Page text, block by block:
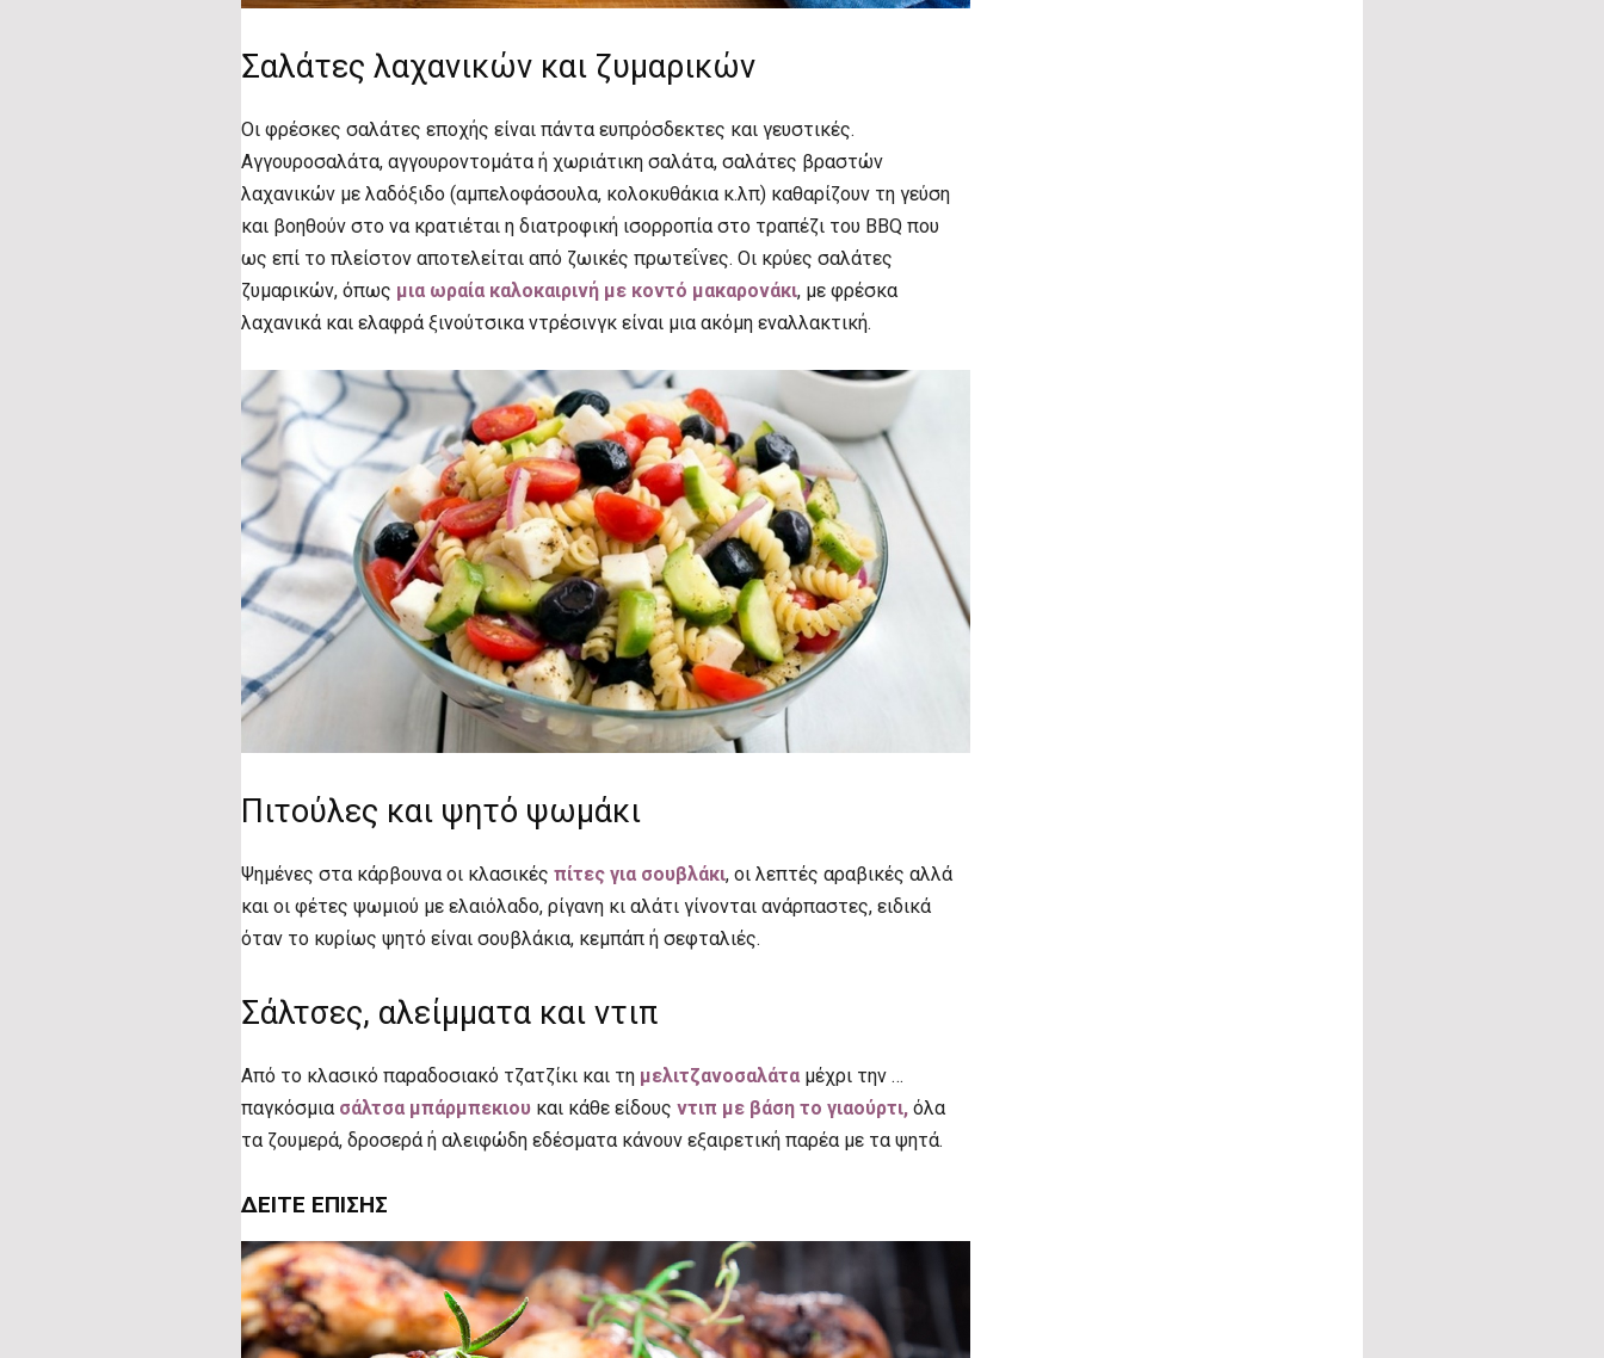
Σαλάτες λαχανικών και ζυμαρικών
Οι φρέσκες σαλάτες εποχής είναι πάντα ευπρόσδεκτες και γευστικές.
Αγγουροσαλάτα, αγγουροντομάτα ή χωριάτικη σαλάτα, σαλάτες βραστών
λαχανικών με λαδόξιδο (αμπελοφάσουλα, κολοκυθάκια κ.λπ) καθαρίζουν τη γεύση
και βοηθούν στο να κρατιέται η διατροφική ισορροπία στο τραπέζι του BBQ που
ως επί το πλείστον αποτελείται από ζωικές πρωτεΐνες. Οι κρύες σαλάτες
ζυμαρικών, όπως μια ωραία καλοκαιρινή με κοντό μακαρονάκι, με φρέσκα
λαχανικά και ελαφρά ξινούτσικα ντρέσινγκ είναι μια ακόμη εναλλακτική.
Πιτούλες και ψητό ψωμάκι
Ψημένες στα κάρβουνα οι κλασικές πίτες για σουβλάκι, οι λεπτές αραβικές αλλά
και οι φέτες ψωμιού με ελαιόλαδο, ρίγανη κι αλάτι γίνονται ανάρπαστες, ειδικά
όταν το κυρίως ψητό είναι σουβλάκια, κεμπάπ ή σεφταλιές.
Σάλτσες, αλείμματα και ντιπ
Από το κλασικό παραδοσιακό τζατζίκι και τη μελιτζανοσαλάτα μέχρι την …
παγκόσμια σάλτσα μπάρμπεκιου και κάθε είδους ντιπ με βάση το γιαούρτι, όλα
τα ζουμερά, δροσερά ή αλειφώδη εδέσματα κάνουν εξαιρετική παρέα με τα ψητά.
ΔΕΊΤΕ ΕΠΊΣΗΣ